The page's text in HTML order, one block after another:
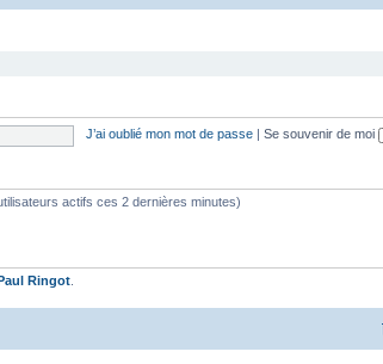
J’ai oublié mon mot de passe Se souvenir de moi
actifs ces 2 dernières minutes)
Ringot